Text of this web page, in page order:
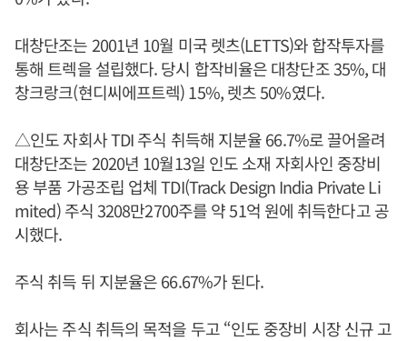
대창단조는 2001년 10월 미국 렛츠(LETTS)와 합작투자를
통해 트렉을 설립했다. 당시 합작비율은 대창단조 35%, 대
창크랑크(현디씨에프트렉) 15%, 렛츠 50%였다.
△인도 자회사 TDI 주식 취득해 지분율 66.7%로 끌어올려
대창단조는 2020년 10월13일 인도 소재 자회사인 중장비
용 부품 가공조립 업체 TDI(Track Design India Private Li
mited) 주식 3208만2700주를 약 51억 원에 취득한다고 공
시했다.
주식 취득 뒤 지분율은 66.67%가 된다.
회사는 주식 취득의 목적을 두고 “인도 중장비 시장 신규 고